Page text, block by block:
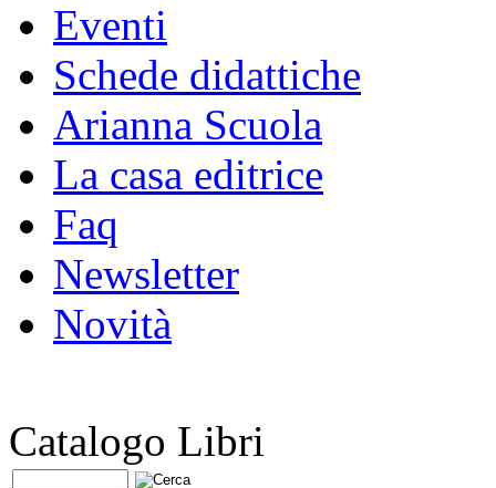
Eventi
Schede didattiche
Arianna Scuola
La casa editrice
Faq
Newsletter
Novità
Catalogo Libri